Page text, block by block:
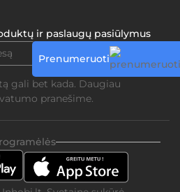
ir paslaugų pasiūlymus
Prenumeruoti
gali bet kada. Daugiau
pranešime.